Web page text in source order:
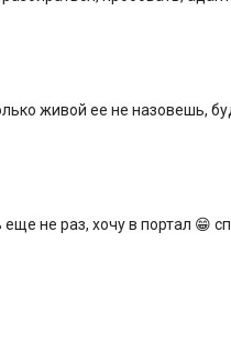
живой ее не назовешь,
еще не раз, хочу в портал 😁